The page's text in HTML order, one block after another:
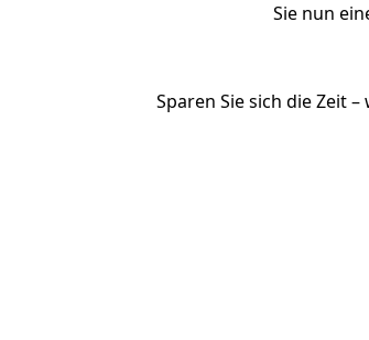
Sie nun
Sparen Sie sich die Zeit